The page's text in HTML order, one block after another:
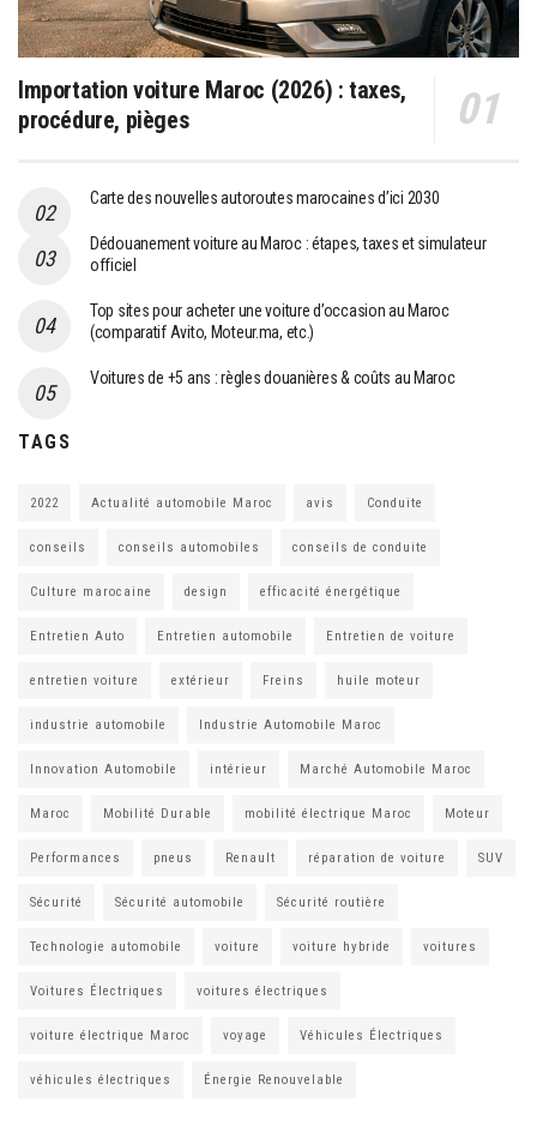
Importation voiture Maroc (2026) : taxes,
procédure, pièges
Carte des nouvelles autoroutes marocaines d’ici 2030
Dédouanement voiture au Maroc : étapes, taxes et simulateur
officiel
Top sites pour acheter une voiture d’occasion au Maroc
(comparatif Avito, Moteur.ma, etc.)
Voitures de +5 ans : règles douanières & coûts au Maroc
TAGS
2022 Actualité automobile Maroc avis Conduite
conseils conseils automobiles conseils de conduite
Culture marocaine design efficacité énergétique
Entretien Auto Entretien automobile Entretien de voiture
entretien voiture extérieur Freins huile moteur
industrie automobile Industrie Automobile Maroc
Innovation Automobile intérieur Marché Automobile Maroc
Maroc Mobilité Durable mobilité électrique Maroc Moteur
Performances pneus Renault réparation de voiture SUV
Sécurité Sécurité automobile Sécurité routière
Technologie automobile voiture voiture hybride voitures
Voitures Électriques voitures électriques
voiture électrique Maroc voyage Véhicules Électriques
véhicules électriques Énergie Renouvelable